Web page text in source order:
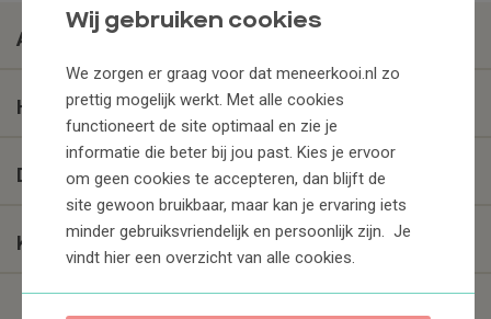
Wij gebruiken cookies
We zorgen er graag voor dat meneerkooi.nl zo
prettig mogelijk werkt. Met alle cookies
functioneert de site optimaal en zie je
informatie die beter bij jou past. Kies je ervoor
om geen cookies te accepteren, dan blijft de
site gewoon bruikbaar, maar kan je ervaring iets
minder gebruiksvriendelijk en persoonlijk zijn. Je
vindt hier een overzicht van alle cookies.
Assortiment
Huren
Diensten
Klantenservice